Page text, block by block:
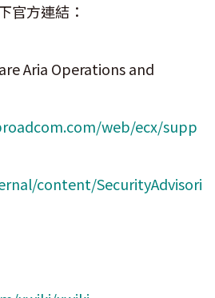
官方連結：
Aria Operations and
web/ecx/supp
content/SecurityAdvisori